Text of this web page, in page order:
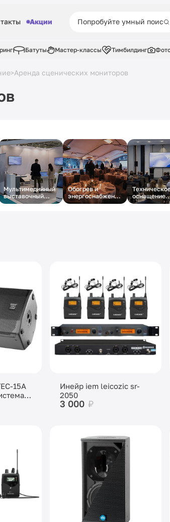
Акции
Батуты Мастер-классы Тимбилдинг
>Аренда сценических мониторов
Мультимедийный
выставочный
стенд под ключ
Обогрев и
энергоснабжение
зимнего
оснащение
деловой
15A
Инейр iem leicozic sr-
2050
3 000 ₽